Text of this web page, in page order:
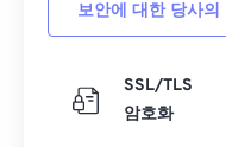
보안에 대한 당사
SSL/TLS
암호화